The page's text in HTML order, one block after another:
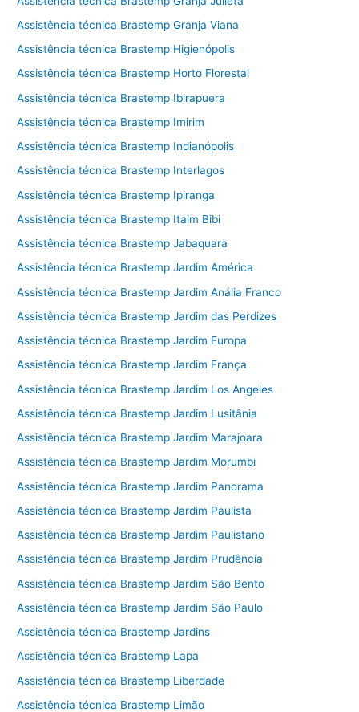
Assistência técnica Brastemp Granja Viana
Assistência técnica Brastemp Higienópolis
Assistência técnica Brastemp Horto Florestal
Assistência técnica Brastemp Ibirapuera
Assistência técnica Brastemp Imirim
Assistência técnica Brastemp Indianópolis
Assistência técnica Brastemp Interlagos
Assistência técnica Brastemp Ipiranga
Assistência técnica Brastemp Itaim Bibi
Assistência técnica Brastemp Jabaquara
Assistência técnica Brastemp Jardim América
Assistência técnica Brastemp Jardim Anália Franco
Assistência técnica Brastemp Jardim das Perdizes
Assistência técnica Brastemp Jardim Europa
Assistência técnica Brastemp Jardim França
Assistência técnica Brastemp Jardim Los Angeles
Assistência técnica Brastemp Jardim Lusitânia
Assistência técnica Brastemp Jardim Marajoara
Assistência técnica Brastemp Jardim Morumbi
Assistência técnica Brastemp Jardim Panorama
Assistência técnica Brastemp Jardim Paulista
Assistência técnica Brastemp Jardim Paulistano
Assistência técnica Brastemp Jardim Prudência
Assistência técnica Brastemp Jardim São Bento
Assistência técnica Brastemp Jardim São Paulo
Assistência técnica Brastemp Jardins
Assistência técnica Brastemp Lapa
Assistência técnica Brastemp Liberdade
Assistência técnica Brastemp Limão